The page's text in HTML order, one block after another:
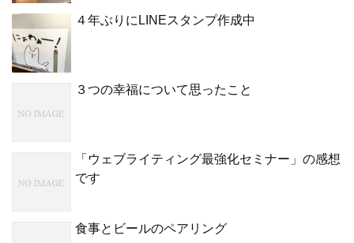
４年ぶりにLINEスタンプ作成中
３つの幸福について思ったこと
「ウェブライティング最強化セミナー」の感想
です
食事とビールのペアリング